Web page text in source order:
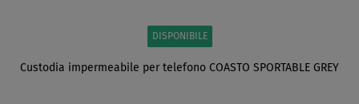
DISPONIBILE
Custodia impermeabile per telefono COASTO SPORTABLE GREY